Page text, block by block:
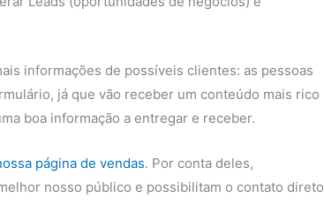
informações de possíveis clientes: as pessoas
já que vão receber um conteúdo mais rico
boa informação a entregar e receber.
página de vendas. Por conta deles,
nosso público e possibilitam o contato direto